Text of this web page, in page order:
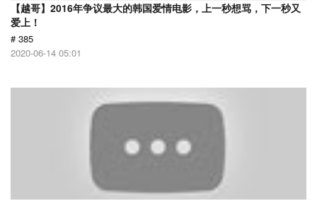
【越哥】2016年争议最大的韩国爱情电影，上一秒想骂，下一秒又
爱上！
# 385
2020-06-14 05:01